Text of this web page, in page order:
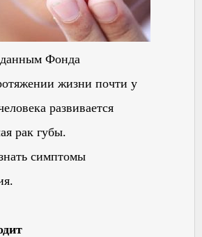
Фонда
жизни почти у
развивается
рак губы.
симптомы